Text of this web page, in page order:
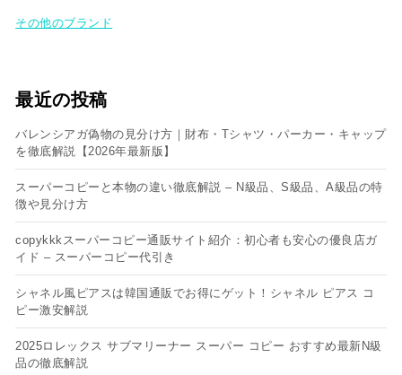
その他のブランド
最近の投稿
バレンシアガ偽物の見分け方｜財布・Tシャツ・パーカー・キャップ
を徹底解説【2026年最新版】
スーパーコピーと本物の違い徹底解説 – N級品、S級品、A級品の特
徴や見分け方
copykkkスーパーコピー通販サイト紹介：初心者も安心の優良店ガ
イド – スーパーコピー代引き
シャネル風ピアスは韓国通販でお得にゲット！シャネル ピアス コ
ピー​激安解説
2025ロレックス サブマリーナー スーパー コピー おすすめ最新N級
品の徹底解説